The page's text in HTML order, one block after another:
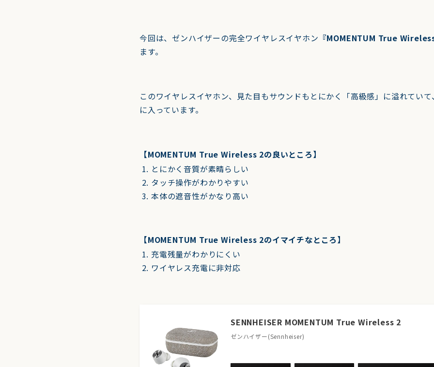
今回は、ゼンハイザーの完全ワイヤレスイヤホン 『MOMENTUM True
ます。
このワイヤレスイヤホン、見た目もサウンドもとにかく「高級感」に溢れてい
に入っています。
【MOMENTUM True Wireless 2の良いところ】
とにかく音質が素晴らしい
タッチ操作がわかりやすい
本体の遮音性がかなり高い
【MOMENTUM True Wireless 2のイマイチなところ】
充電残量がわかりにくい
ワイヤレス充電に非対応
SENNHEISER MOMENTUM True Wireless 2
ゼンハイザー(Sennheiser)